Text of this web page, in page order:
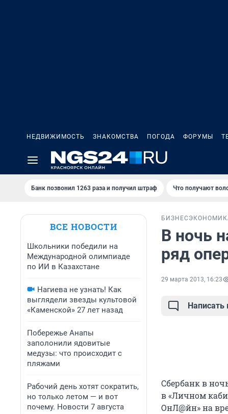
НЕДВИЖИМОСТЬ ЗНАКОМСТВА ПОГОДА ФОРУМЫ
Банк позвонил 1263 раза и получил штраф Что получают
ВСЕ НОВОСТИ
Школьники победили на
Международной олимпиаде
по ИИ в Казахстане
Нагиева не узнать! Как
выглядели звезды культовой
«Каменской» 27 лет назад
Побережье Анапы
заполонили ядовитые
медузы: что происходит с
пляжами
Рабочий день хотят сократить,
но только летом — и вот
почему. Новости 7 августа
БИЗНЕС
В ночь
ряд
29 марта 2013, 16:23
Сбербанк в
в «Личном
ОнЛ@йн» на